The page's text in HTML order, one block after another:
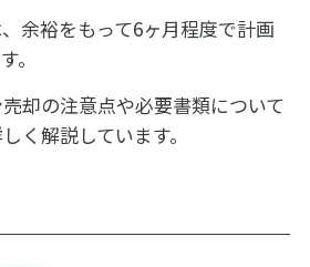
余裕をもって6ヶ月程度で計画
。
却の注意点や必要書類について
く解説しています。